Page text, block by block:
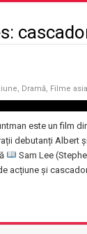
, Dramă, Filme
este un film
debutanți Albert
Sam Lee
acțiune și